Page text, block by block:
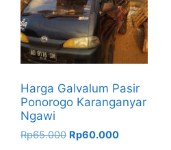
Harga Galvalum Pasir
Ponorogo Karanganyar
Ngawi
Rp65.000 Harga
Rp60.000Harga